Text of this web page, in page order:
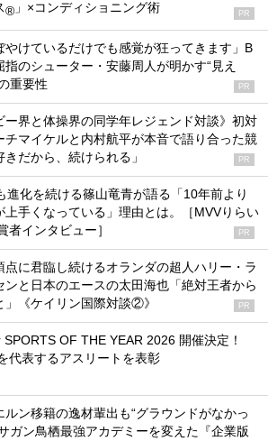
® 」×コンディショニング術 PR
やけているだけでも感覚が狂ってきます」B
指のシューター・安藤周人が明かす“見え
重要性
PR
ー界と体操界の同学年レジェンド対談》初対
チマイケルと内村航平が本音で語り合った競
きだから、続けられる」
PR
進化を続ける篠山竜青が語る「10年前より
上手くなっている」理由とは。［MVVりらい
者インタビュー］
PR
点に君臨し続けるオランダの超人ハリー・ラ
ンと日本のエースの太田海也「絶対王者から
」《ケイリン国際対談②》
PR
SPORTS OF THE YEAR 2026 開催決定！
代表するアスリートを表彰
ルン移籍の逸材輩出も“グラウンドがなかっ
ガン鳥栖最強アカデミーを変えた『企業版